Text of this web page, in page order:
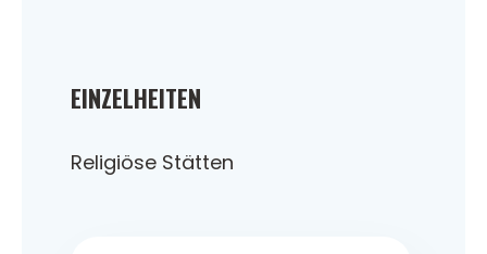
EINZELHEITEN
Religiöse Stätten